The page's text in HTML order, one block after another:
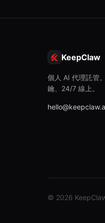
KeepClaw
個人 AI 代理託管
鑰、24/7 線上。
© 2026